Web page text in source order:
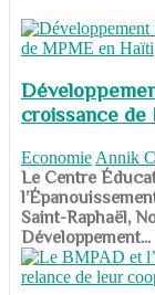
croissance de
Economie Annik
​​​​​​​Le Centre
Saint-Raphaël,
Développement...